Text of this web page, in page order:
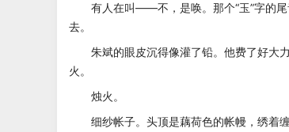
有人在叫——不，是唤。那个“玉”字的尾
去。
朱斌的眼皮沉得像灌了铅。他费了好大
火。
烛火。
细纱帐子。头顶是藕荷色的帐幔，绣着缠